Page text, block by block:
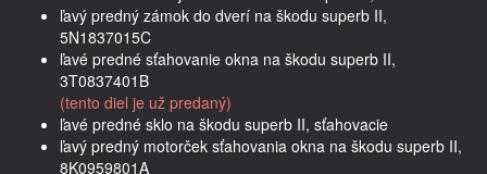
ľavý predný zámok do dverí na škodu superb II,
5N1837015C
ľavé predné sťahovanie okna na škodu superb II,
3T0837401B
(tento diel je už predaný)
ľavé predné sklo na škodu superb II, sťahovacie
ľavý predný motorček sťahovania okna na škodu superb II,
8K0959801A